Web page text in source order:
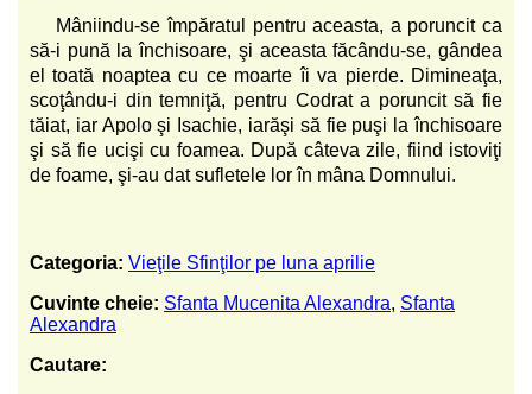
Mâniindu-se împăratul pentru aceasta, a poruncit ca
să-i pună la închisoare, şi aceasta făcându-se, gândea
el toată noaptea cu ce moarte îi va pierde. Dimineaţa,
scoţându-i din temniţă, pentru Codrat a poruncit să fie
tăiat, iar Apolo şi Isachie, iarăşi să fie puşi la închisoare
şi să fie ucişi cu foamea. După câteva zile, fiind istoviţi
de foame, şi-au dat sufletele lor în mâna Domnului.
Categoria: Vieţile Sfinţilor pe luna aprilie
Cuvinte cheie: Sfanta Mucenita Alexandra, Sfanta
Alexandra
Cautare: